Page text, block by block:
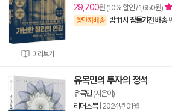
미리보기
29,700원 (10% 할인 / 1,650원)
양탄자배송 밤 11시 잠들기전 배송
유목민의 투자의 정석
유목민(지은이)
리더스북| 2024년 01월